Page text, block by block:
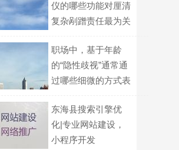
仪的哪些功能对厘清
复杂剐蹭责任最为关
职场中，基于年龄
的“隐性歧视”通常通
过哪些细微的方式表
东海县搜索引擎优
化|专业网站建设，
小程序开发